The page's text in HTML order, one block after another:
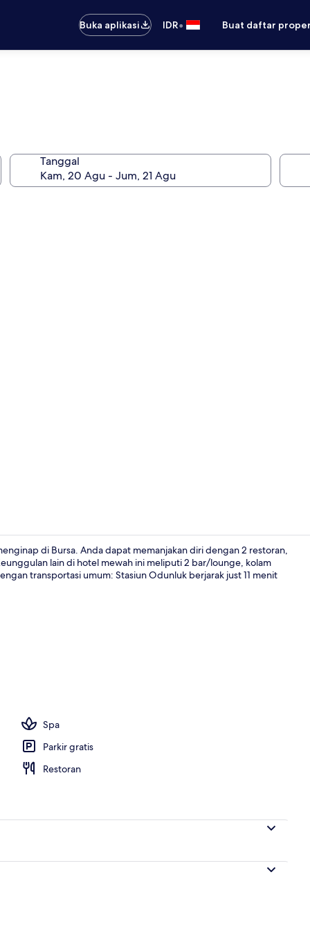
Buka aplikasi
IDR• Buat daftar
Tanggal
di Bursa. Anda dapat memanjakan diri dengan 2 restoran,
lain di hotel mewah ini meliputi 2 bar/lounge, kolam
transportasi umum: Stasiun Odunluk berjarak just 11 menit
Spa
Parkir gratis
Restoran